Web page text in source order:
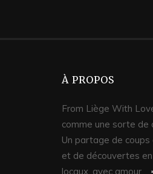
À PROPOS
From Liège With
comme une sorte
Un partage de
et de découvertes
locaux, avec amour.